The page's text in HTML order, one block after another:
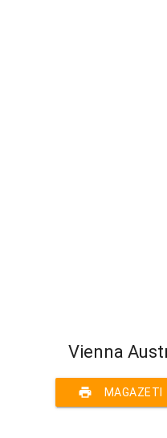
Vienna
print MAGAZETI